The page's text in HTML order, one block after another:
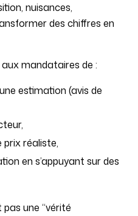
nuisances,
des chiffres en
mandataires de :
estimation (avis de
réaliste,
en s’appuyant sur des
une “vérité